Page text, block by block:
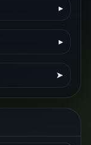
▸
▸
➤